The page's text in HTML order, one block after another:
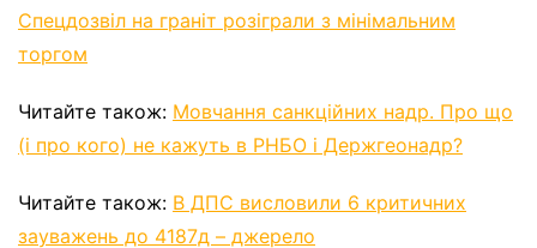
Спецдозвіл на граніт розіграли з мінімальним
торгом
Читайте також: Мовчання санкційних надр. Про що
(і про кого) не кажуть в РНБО і Держгеонадр?
Читайте також: В ДПС висловили 6 критичних
зауважень до 4187д – джерело